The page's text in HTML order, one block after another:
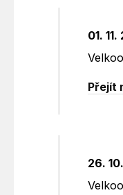
01.
Přejít
26.